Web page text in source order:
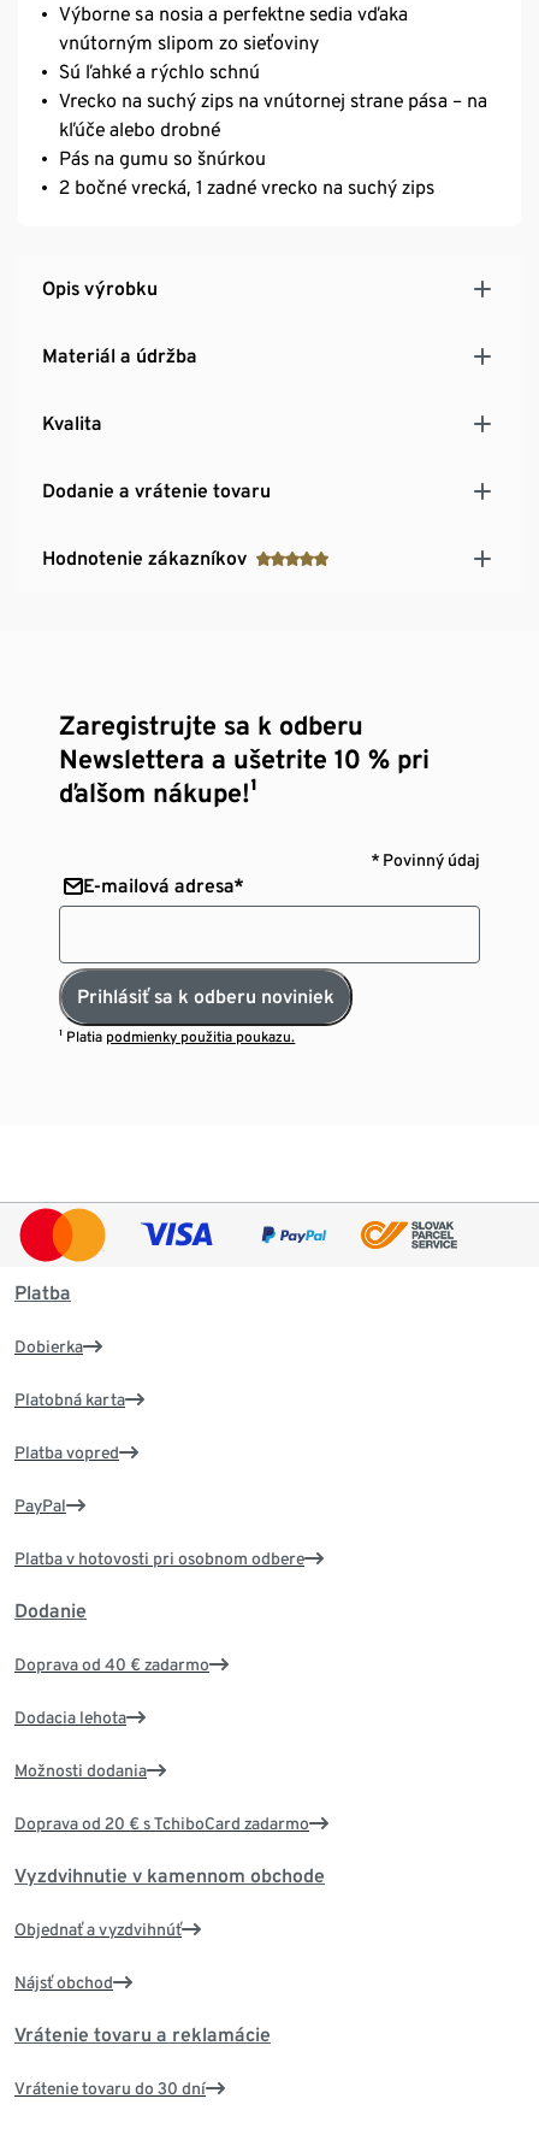
Výborne sa nosia a perfektne sedia vďaka
vnútorným slipom zo sieťoviny
Sú ľahké a rýchlo schnú
Vrecko na suchý zips na vnútornej strane pása – na
kľúče alebo drobné
Pás na gumu so šnúrkou
2 bočné vrecká, 1 zadné vrecko na suchý zips
Opis výrobku
Materiál a údržba
Kvalita
Dodanie a vrátenie tovaru
Hodnotenie zákazníkov
Zaregistrujte sa k odberu
Newslettera a ušetrite 10 % pri
ďalšom nákupe!¹
* Povinný údaj
E-mailová adresa*
Prihlásiť sa k odberu noviniek
¹ Platia podmienky použitia poukazu.
Platba
Dobierka
Platobná karta
Platba vopred
PayPal
Platba v hotovosti pri osobnom odbere
Dodanie
Doprava od 40 € zadarmo
Dodacia lehota
Možnosti dodania
Doprava od 20 € s TchiboCard zadarmo
Vyzdvihnutie v kamennom obchode
Objednať a vyzdvihnúť
Nájsť obchod
Vrátenie tovaru a reklamácie
Vrátenie tovaru do 30 dní